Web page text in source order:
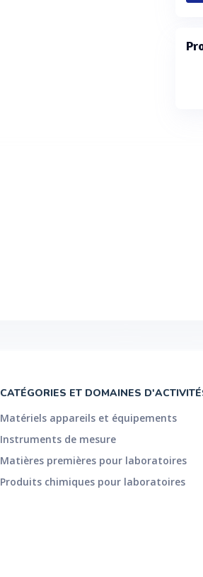
CATÉGORIES ET DOMAINES
Matériels appareils et équipements
Instruments de mesure
Matières premières pour laboratoires
Produits chimiques pour laboratoires